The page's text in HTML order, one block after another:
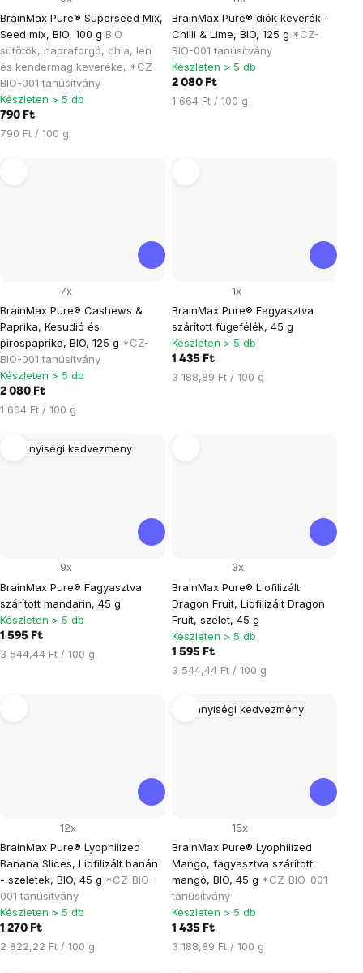
BrainMax Pure® Superseed Mix,
Seed mix, BIO, 100 g BIO
sütőtök, napraforgó, chia, len
és kendermag keveréke, *CZ-
BIO-001 tanúsítvány
Készleten > 5 db
790 Ft
Egységár:
790 Ft / 100 g
BrainMax Pure® diók keverék -
Chilli & Lime, BIO, 125 g *CZ-
BIO-001 tanúsítvány
Készleten > 5 db
2 080 Ft
Egységár:
1 664 Ft / 100 g
BrainMax Pure® Cashews &
Paprika, Kesudió és
pirospaprika, BIO, 125 g *CZ-
BIO-001 tanúsítvány
7x
Készleten > 5 db
2 080 Ft
Egységár:
1 664 Ft / 100 g
BrainMax Pure® Fagyasztva
szárított fügefélék, 45 g
1x
Készleten > 5 db
1 435 Ft
Egységár:
3 188,89 Ft / 100 g
Mennyiségi kedvezmény
BrainMax Pure® Fagyasztva
szárított mandarin, 45 g
9x
Készleten > 5 db
1 595 Ft
Egységár:
3 544,44 Ft / 100 g
BrainMax Pure® Liofilizált
Dragon Fruit, Liofilizált Dragon
Fruit, szelet, 45 g
3x
Készleten > 5 db
1 595 Ft
Egységár:
3 544,44 Ft / 100 g
BrainMax Pure® Lyophilized
Banana Slices, Liofilizált banán
- szeletek, BIO, 45 g *CZ-BIO-
001 tanúsítvány
12x
Készleten > 5 db
1 270 Ft
Egységár:
2 822,22 Ft / 100 g
Mennyiségi kedvezmény
BrainMax Pure® Lyophilized
Mango, fagyasztva szárított
mangó, BIO, 45 g *CZ-BIO-001
tanúsítvány
15x
Készleten > 5 db
1 435 Ft
Egységár:
3 188,89 Ft / 100 g